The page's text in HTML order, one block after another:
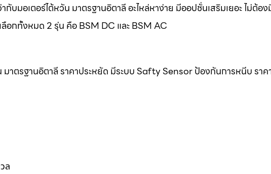
บมอเตอร์ไต้หวัน มาตรฐานอิตาลี อะไหล่หาง่าย มีออปชั่นเสริมเยอะ ไม่ต้อง
อกทั้งหมด 2 รุ่น คือ BSM DC และ BSM AC
มาตรฐานอิตาลี ราคาประหยัด มีระบบ Safty Sensor ป้องกันการหนีบ รา
ล